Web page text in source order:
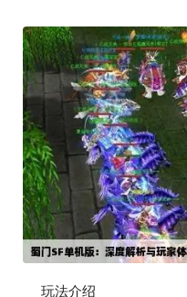
玩法介绍